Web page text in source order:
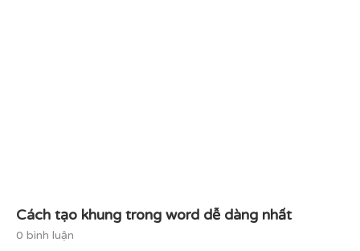
Cách tạo khung trong word dễ dàng nhất
0 bình luận